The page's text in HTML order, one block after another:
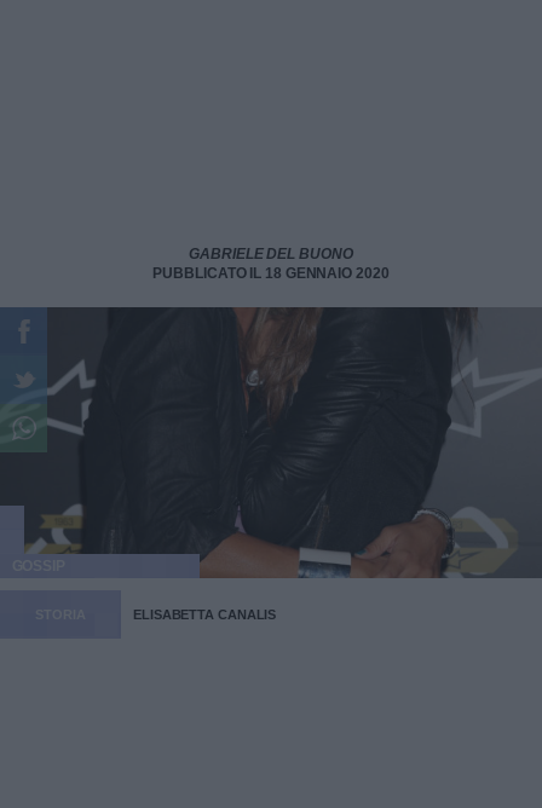
GABRIELE DEL BUONO
PUBBLICATO IL 18 GENNAIO 2020
ELISABETTA CANALIS